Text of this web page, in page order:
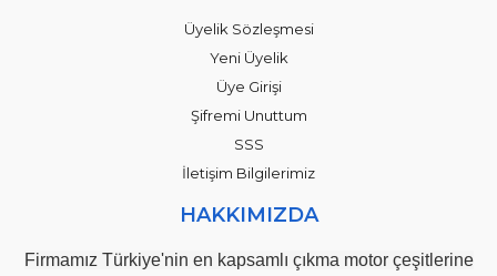
Üyelik Sözleşmesi
Yeni Üyelik
Üye Girişi
Şifremi Unuttum
SSS
İletişim Bilgilerimiz
HAKKIMIZDA
Firmamız Türkiye'nin en kapsamlı çıkma motor çeşitlerine